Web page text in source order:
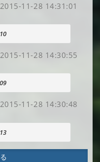
2015-11-28 14:31:01
2015-11-28 14:30:55
2015-11-28 14:30:48